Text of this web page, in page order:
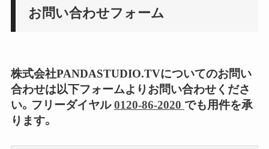
お問い合わせフォーム
株式会社PANDASTUDIO.TVについてのお問い
合わせは以下フォームよりお問い合わせくださ
い。フリーダイヤル0120-86-2020 でも用件を承
ります。